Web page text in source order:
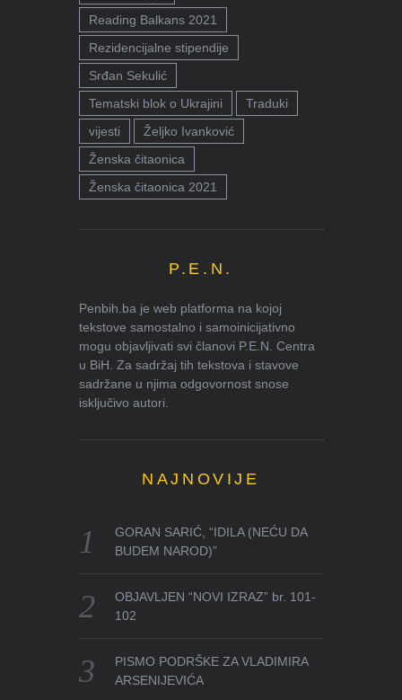
Reading Balkans 2021
Rezidencijalne stipendije
Srđan Sekulić
Tematski blok o Ukrajini
Traduki
vijesti
Željko Ivanković
Ženska čitaonica
Ženska čitaonica 2021
P.E.N.
Penbih.ba je web platforma na kojoj
tekstove samostalno i samoinicijativno
mogu objavljivati svi članovi P.E.N. Centra
u BiH. Za sadržaj tih tekstova i stavove
sadržane u njima odgovornost snose
isključivo autori.
NAJNOVIJE
GORAN SARIĆ, “IDILA (NEĆU DA
BUDEM NAROD)”
OBJAVLJEN “NOVI IZRAZ” br. 101-
102
PISMO PODRŠKE ZA VLADIMIRA
ARSENIJEVIĆA